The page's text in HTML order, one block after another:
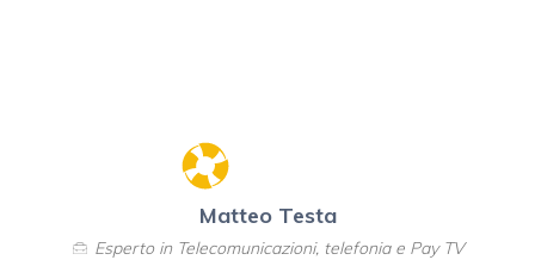
Matteo Testa
Esperto in Telecomunicazioni, telefonia e Pay TV